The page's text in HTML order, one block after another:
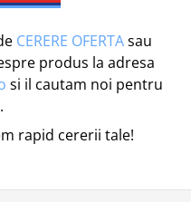
CERERE OFERTAsau
produs la adresa
si il cautam noi pentru
rapid cererii tale!